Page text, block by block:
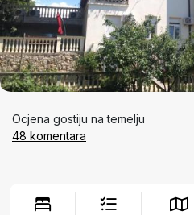
Ocjena gostiju na temelju
48 komentara